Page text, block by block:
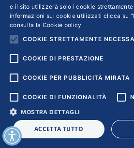
e il sito utilizzerà solo i cookie strettamente
informazioni sui cookie utilizzati clicca su
consulta la Cookie policy
COOKIE STRETTAMENTE
COOKIE DI PRESTAZIONE
COOKIE PER PUBBLICITÀ MIRATA
COOKIE DI FUNZIONALITÀ
MOSTRA DETTAGLI
ACCETTA TUTTO